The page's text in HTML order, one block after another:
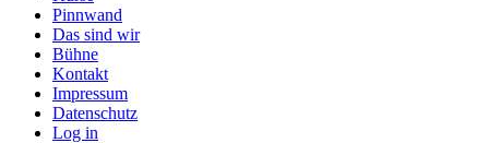
Pinnwand
Das sind wir
Bühne
Kontakt
Impressum
Datenschutz
Log in